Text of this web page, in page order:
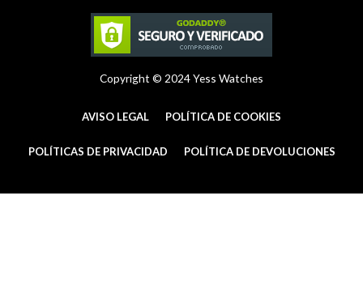
Copyright © 2024 Yess Watches
AVISO LEGAL POLÍTICA DE COOKIES
POLÍTICAS DE PRIVACIDAD POLÍTICA DE DEVOLUCIONES